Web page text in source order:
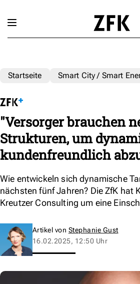
Startseite Smart City / Smart
"Versorger brauchen
Strukturen, um
kundenfreundlich
Wie entwickeln sich dynamische
nächsten fünf Jahren? Die ZfK hat
Kreutzer Consulting um eine
Artikel von Stephanie Gust
16.02.2025, 12:50 Uhr